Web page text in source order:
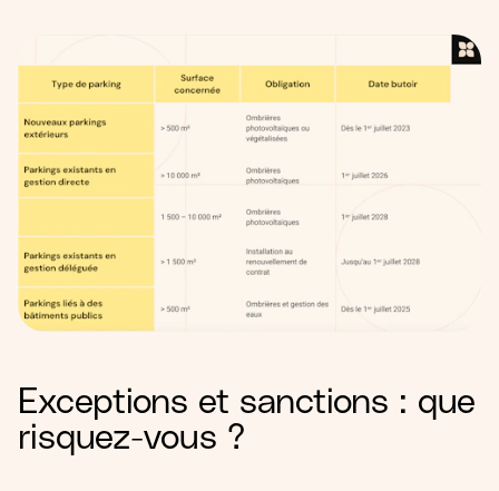
Exceptions et sanctions : que
risquez-vous ?